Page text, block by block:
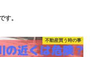
す。
不動産買う時の事